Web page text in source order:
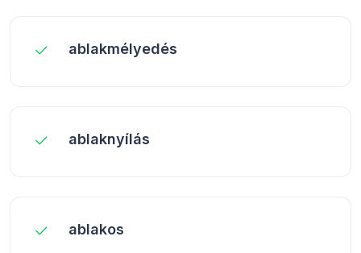
ablakmélyedés
ablaknyílás
ablakos